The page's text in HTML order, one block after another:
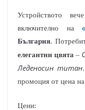
Устройството
включително на
България.
елегантни цвята –
Леденосин титан
промоция от цена на
Цени: